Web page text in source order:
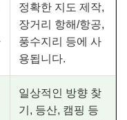
정확한 지도 제작,
장거리 항해/항공,
풍수지리 등에 사
용됩니다.
일상적인 방향 찾
기, 등산, 캠핑 등